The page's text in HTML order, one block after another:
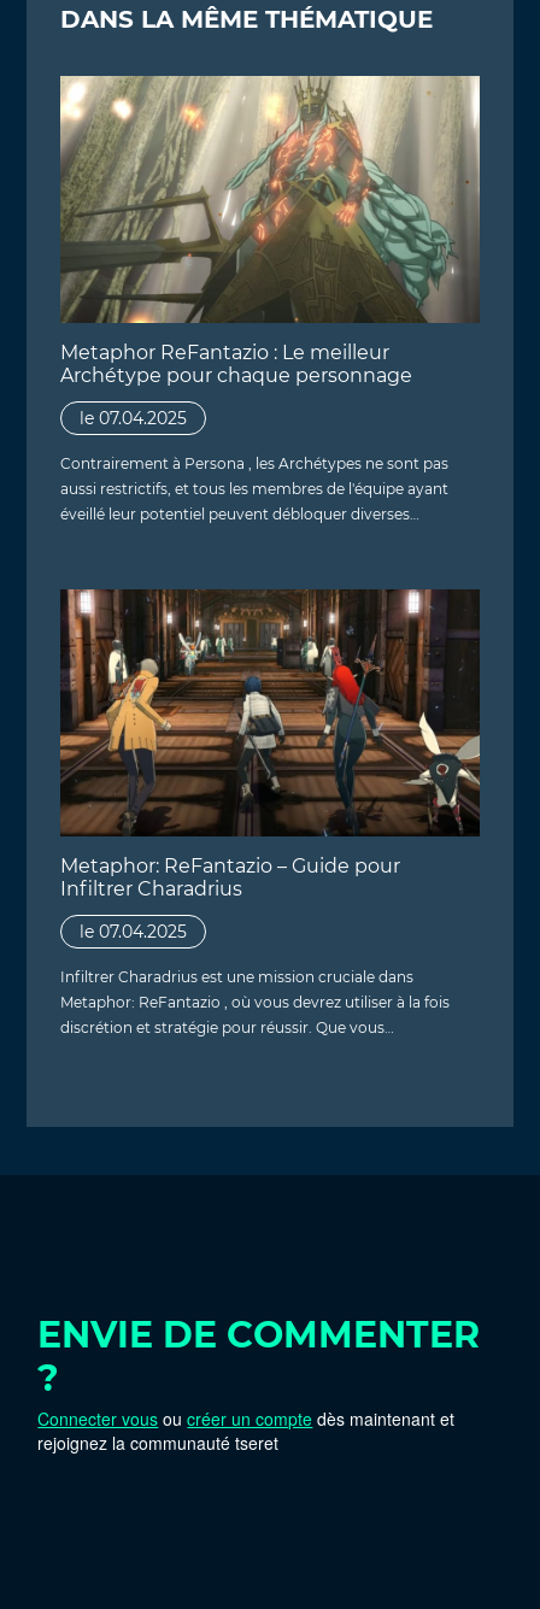
DANS LA MÊME THÉMATIQUE
Metaphor ReFantazio : Le meilleur
Archétype pour chaque personnage
le 07.04.2025
Contrairement à Persona , les Archétypes ne sont pas
aussi restrictifs, et tous les membres de l'équipe ayant
éveillé leur potentiel peuvent débloquer diverses…
Metaphor: ReFantazio – Guide pour
Infiltrer Charadrius
le 07.04.2025
Infiltrer Charadrius est une mission cruciale dans
Metaphor: ReFantazio , où vous devrez utiliser à la fois
discrétion et stratégie pour réussir. Que vous…
ENVIE DE COMMENTER
?
Connecter vous oucréer un compte dès maintenant et
rejoignez la communauté tseret